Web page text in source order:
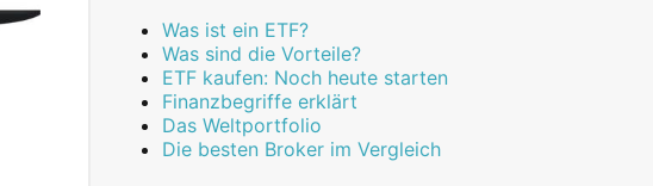
Was ist ein ETF?
Was sind die Vorteile?
ETF kaufen: Noch heute starten
Finanzbegriffe erklärt
Das Weltportfolio
Die besten Broker im Vergleich